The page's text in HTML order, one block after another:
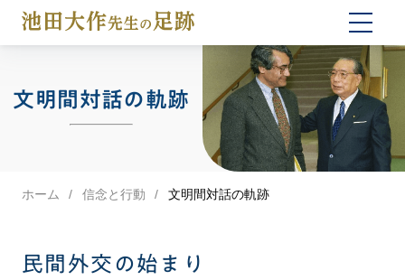
文明間対話の軌跡
ホーム 信念と行動 文明間対話の軌跡
民間外交の始まり